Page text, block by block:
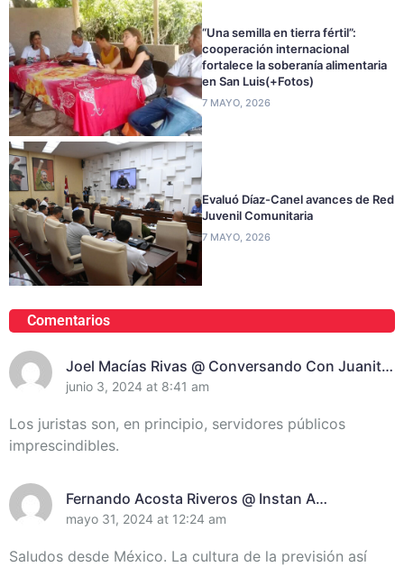
“Una semilla en tierra fértil”:
cooperación internacional
fortalece la soberanía alimentaria
en San Luis(+Fotos)
7 MAYO, 2026
Evaluó Díaz-Canel avances de Red
Juvenil Comunitaria
7 MAYO, 2026
Comentarios
Joel Macías Rivas @ Conversando Con Juanita
Randich, Presidenta De La Unión De Juristas En
junio 3, 2024 at 8:41 am
Los juristas son, en principio, servidores públicos
imprescindibles.
Fernando Acosta Riveros @ Instan A
Incrementar El Control De Recursos En
mayo 31, 2024 at 12:24 am
Saludos desde México. La cultura de la previsión así